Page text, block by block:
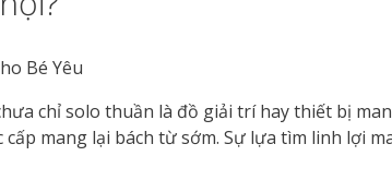
chỉ solo thuần là đồ giải trí hay thiết bị
mang lại bách từ sớm. Sự lựa tìm linh lợi